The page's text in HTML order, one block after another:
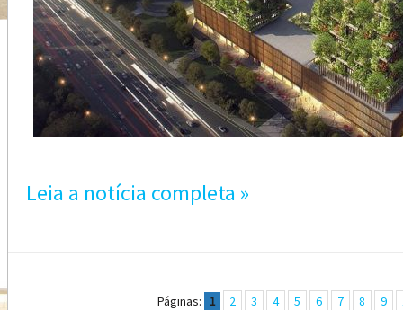
Leia a notícia completa »
Páginas: 1 2 3 4 5 6 7 8 9